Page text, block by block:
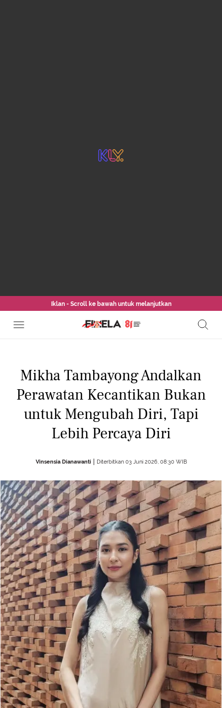
Iklan - Scroll ke bawah untuk melanjutkan
Mikha Tambayong Andalkan
Perawatan Kecantikan Bukan
untuk Mengubah Diri, Tapi
Lebih Percaya Diri
Vinsensia Dianawanti Diterbitkan 03 Juni 2026, 08:30 WIB